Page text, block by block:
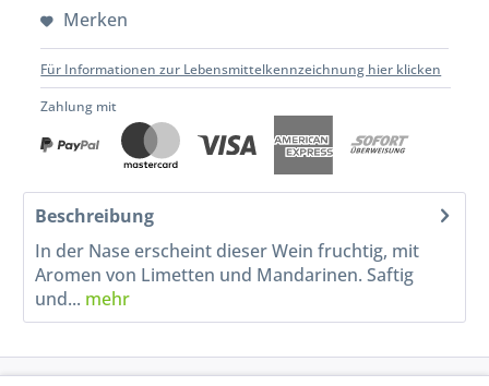
Merken
Für Informationen zur Lebensmittelkennzeichnung hier klicken
Zahlung mit
Beschreibung
In der Nase erscheint dieser Wein fruchtig, mit
Aromen von Limetten und Mandarinen. Saftig
und... mehr